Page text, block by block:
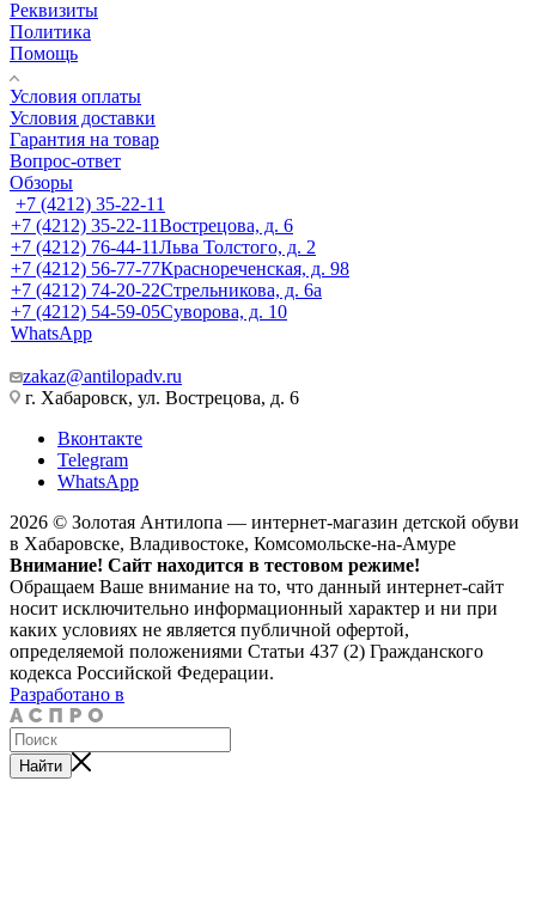
Реквизиты
Политика
Помощь
Условия оплаты
Условия доставки
Гарантия на товар
Вопрос-ответ
Обзоры
+7 (4212) 35-22-11
+7 (4212) 35-22-11Вострецова, д. 6
+7 (4212) 76-44-11Льва Толстого, д. 2
+7 (4212) 56-77-77Краснореченская, д. 98
+7 (4212) 74-20-22Стрельникова, д. 6а
+7 (4212) 54-59-05Суворова, д. 10
WhatsApp
zakaz@antilopadv.ru
г. Хабаровск, ул. Вострецова, д. 6
Вконтакте
Telegram
WhatsApp
2026 © Золотая Антилопа — интернет-магазин детской обуви
в Хабаровске, Владивостоке, Комсомольске-на-Амуре
Внимание! Сайт находится в тестовом режиме!
Обращаем Ваше внимание на то, что данный интернет-сайт
носит исключительно информационный характер и ни при
каких условиях не является публичной офертой,
определяемой положениями Статьи 437 (2) Гражданского
кодекса Российской Федерации.
Разработано в
Найти